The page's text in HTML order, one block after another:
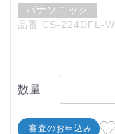
パナソニック
品番 CS-224DFL-W
数量
審査のお申込み